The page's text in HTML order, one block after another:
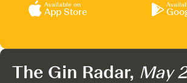
Available on
App Store
The Gin Radar, May